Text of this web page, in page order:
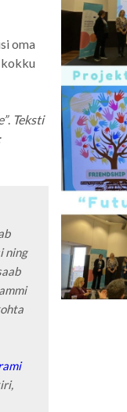
oma
kokku
. Teksti
ning